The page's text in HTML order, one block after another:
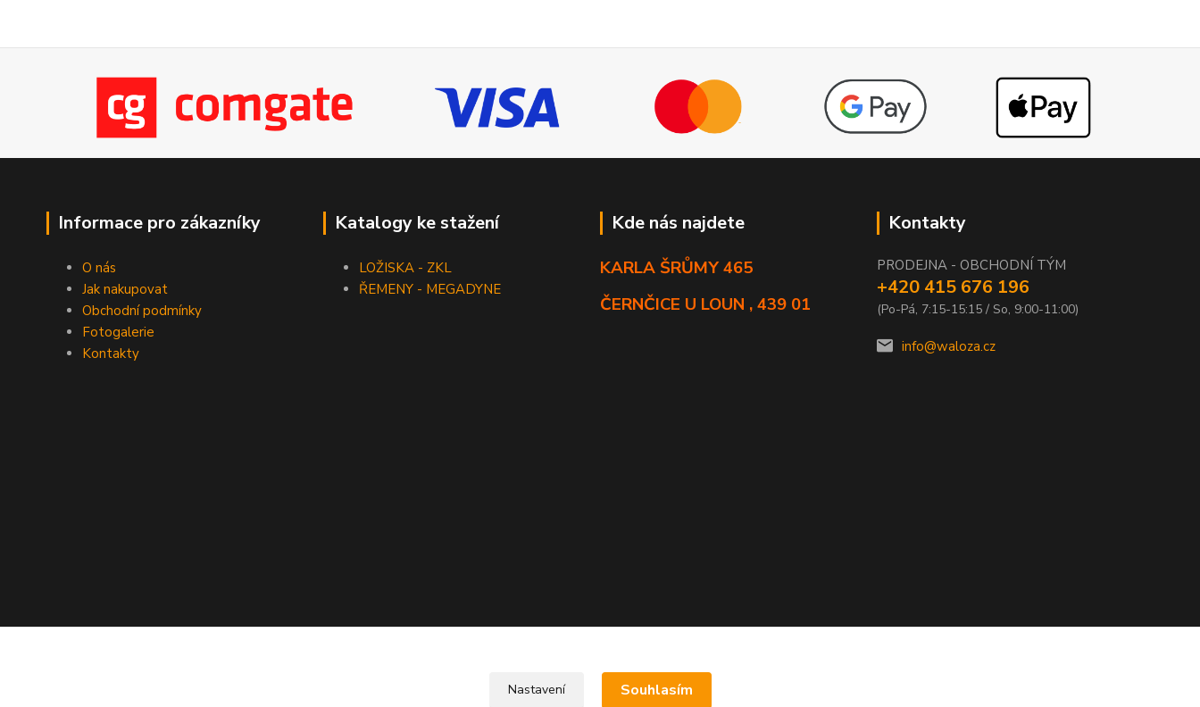
Informace pro zákazníky
O nás
Jak nakupovat
Obchodní podmínky
Fotogalerie
Kontakty
Katalogy ke stažení
LOŽISKA - ZKL
ŘEMENY - MEGADYNE
Kde nás najdete
KARLA ŠRŮMY 465
ČERNČICE U LOUN , 439 01
Kontakty
PRODEJNA - OBCHODNÍ TÝM
+420 415 676 196
(Po-Pá, 7:15-15:15 / So, 9:00-11:00)
info@waloza.cz
Nastavení Souhlasím